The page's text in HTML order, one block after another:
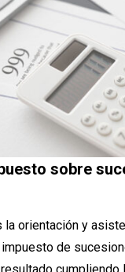
sobre
la orientación y
de